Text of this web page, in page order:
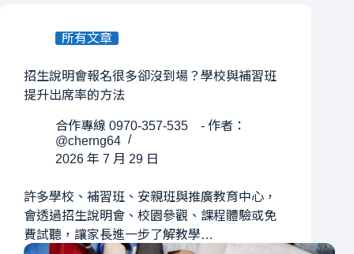
所有文章
招生說明會報名很多卻沒到場？學校與補習班
提升出席率的方法
合作專線 0970-357-535 - 作者：
@cherng64
2026 年 7 月 29 日
許多學校、補習班、安親班與推廣教育中心，
會透過招生說明會、校園參觀、課程體驗或免
費試聽，讓家長進一步了解教學…